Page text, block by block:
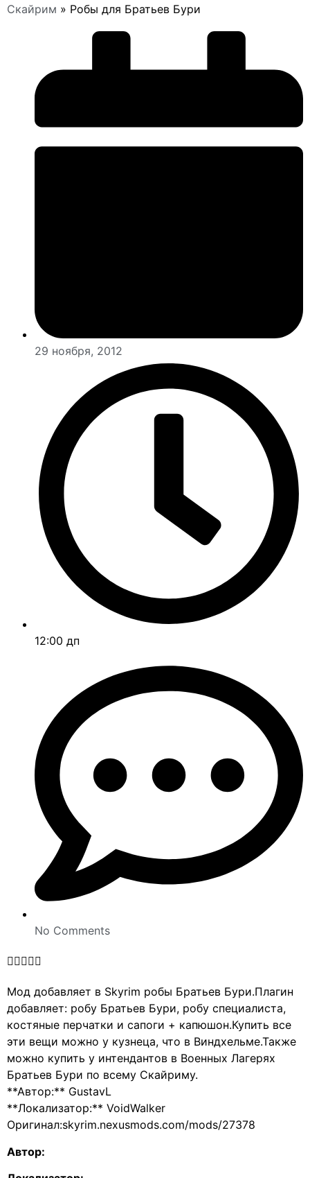
Скайрим » Робы для Братьев Бури
29 ноября, 2012
12:00 дп
No Comments

Мод добавляет в Skyrim робы Братьев Бури.Плагин
добавляет: робу Братьев Бури, робу специалиста,
костяные перчатки и сапоги + капюшон.Купить все
эти вещи можно у кузнеца, что в Виндхельме.Также
можно купить у интендантов в Военных Лагерях
Братьев Бури по всему Скайриму.
**Автор:** GustavL
**Локализатор:** VoidWalker
Оригинал:skyrim.nexusmods.com/mods/27378
Автор: